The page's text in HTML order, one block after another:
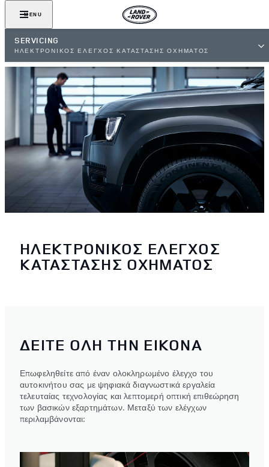
MENU
SERVICING
ΗΛΕΚΤΡΟΝΙΚΟΣ ΕΛΕΓΧΟΣ ΚΑΤΑΣΤΑΣΗΣ ΟΧΗΜΑΤΟΣ
ΗΛΕΚΤΡΟΝΙΚΟΣ ΕΛΕΓΧΟΣ
ΚΑΤΑΣΤΑΣΗΣ ΟΧΗΜΑΤΟΣ
ΔΕΙΤΕ ΟΛΗ ΤΗΝ ΕΙΚΟΝΑ
Επωφεληθείτε από έναν ολοκληρωμένο έλεγχο του
αυτοκινήτου σας με ψηφιακά διαγνωστικά εργαλεία
τελευταίας τεχνολογίας και λεπτομερή οπτική επιθεώρηση
των βασικών εξαρτημάτων. Μεταξύ των ελέγχων
περιλαμβάνονται: